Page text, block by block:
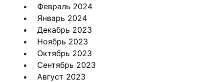
Февраль 2024
Январь 2024
Декабрь 2023
Ноябрь 2023
Октябрь 2023
Сентябрь 2023
Август 2023